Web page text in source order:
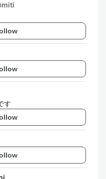
miti
す